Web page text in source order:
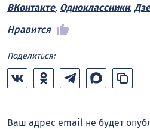
ВКонтакте, Одноклассники,
Нравится
Поделиться:
Ваш адрес email не будет